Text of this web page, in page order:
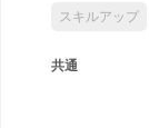
スキルアップ
共通